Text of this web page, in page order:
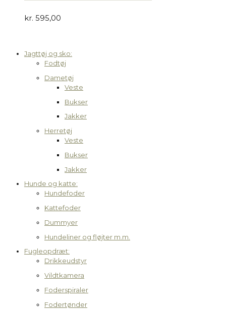
Jagttøj og sko:
Fodtøj
Dametøj
Veste
Bukser
Jakker
Herretøj
Veste
Bukser
Jakker
Hunde og katte:
Hundefoder
Kattefoder
Dummyer
Hundeliner og fløjter m.m.
Fugleopdræt:
Drikkeudstyr
Vildtkamera
Foderspiraler
Fodertønder
kr. 595,00